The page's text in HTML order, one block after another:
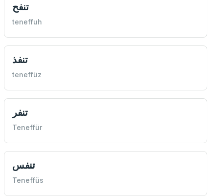
تنفح
teneffuh
تنفذ
teneffüz
تنفر
Teneffür
تنفس
Teneffüs